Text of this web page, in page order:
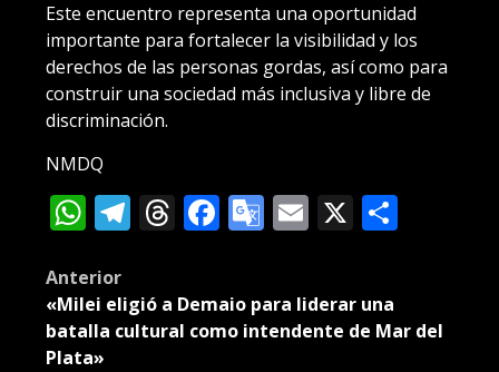
Este encuentro representa una oportunidad
importante para fortalecer la visibilidad y los
derechos de las personas gordas, así como para
construir una sociedad más inclusiva y libre de
discriminación.
NMDQ
WhatsApp
Telegram
Threads
Facebook
Google
Email
X
Post
navigation
Anterior
«Milei eligió a Demaio para liderar una
batalla cultural como intendente de Mar del
Plata»